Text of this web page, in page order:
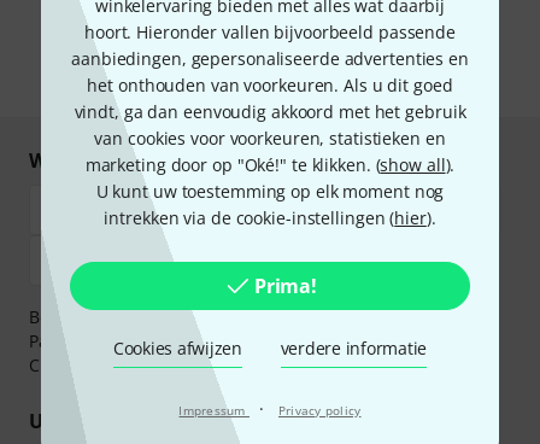
winkelervaring bieden met alles wat daarbij
hoort. Hieronder vallen bijvoorbeeld passende
aanbiedingen, gepersonaliseerde advertenties en
het onthouden van voorkeuren. Als u dit goed
vindt, ga dan eenvoudig akkoord met het gebruik
van cookies voor voorkeuren, statistieken en
marketing door op "Oké!" te klikken. (show all).
U kunt uw toestemming op elk moment nog
intrekken via de cookie-instellingen (hier).
Prima!
Cookies afwijzen verdere informatie
Impressum · Privacy policy
informatie over de nieuwsbrief vindt u in onze
richtlijn
gegevensbescherming.
* Benodigd
Winkel en betaal veilig
Betaalt u veilig en vertrouwd met Bankoverschrijving,
PayPal, iDEAL,Klarna Betaal Nu,Klarna Betaal in 3
Creditcard.
Uw voordelen